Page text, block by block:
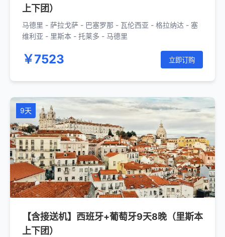
上下团）
马德里 - 萨拉戈萨 - 巴塞罗那 - 瓦伦西亚 - 格拉纳达 - 塞
维利亚 - 里斯本 - 托莱多 - 马德里
￥7523 立即订购
9天
【含接送机】西班牙+葡萄牙9天8晚（里斯本
上下团）